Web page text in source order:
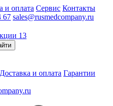
и оплата Сервис Контакты
67 sales@rusmedcompany.ru
13
Доставка и оплата Гарантии